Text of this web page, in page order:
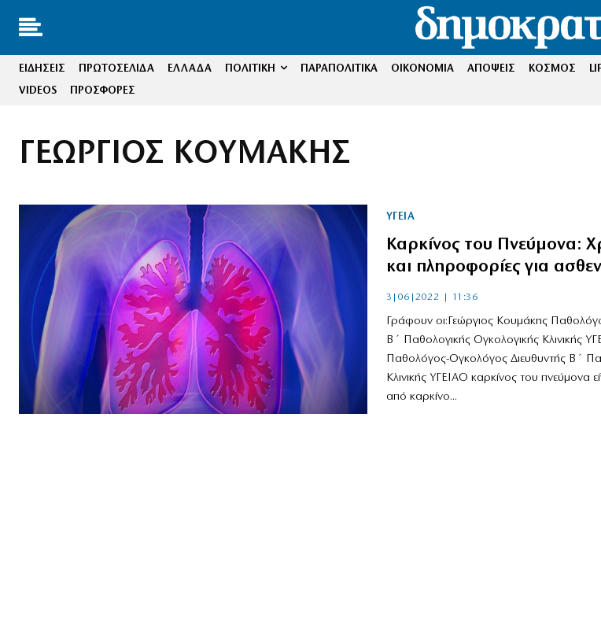
ΕΙΔΗΣΕΙΣ ΠΡΩΤΟΣΕΛΙΔΑ ΕΛΛΑΔΑ ΠΟΛΙΤΙΚΗ ΠΑΡΑΠΟΛΙΤΙΚΑ ΟΙΚΟΝΟΜΙΑ ΑΠΟΨΕΙΣ ΚΟΣΜΟΣ
VIDEOS
ΠΡΟΣΦΟΡΕΣ
ΓΕΩΡΓΙΟΣ ΚΟΥΜΑΚΗΣ
ΥΓΕΙΑ
Καρκίνος του Πνεύμονα:
και πληροφορίες για
3|06|2022 | 11:36
Γράφουν οι:Γεώργιος Κουμάκης
Β΄ Παθολογικής Ογκολογικής Κλινικής
Παθολόγος-Ογκολόγος Διευθυντής Β΄
Κλινικής ΥΓΕΙΑΟ καρκίνος του πνεύμονα
από καρκίνο...